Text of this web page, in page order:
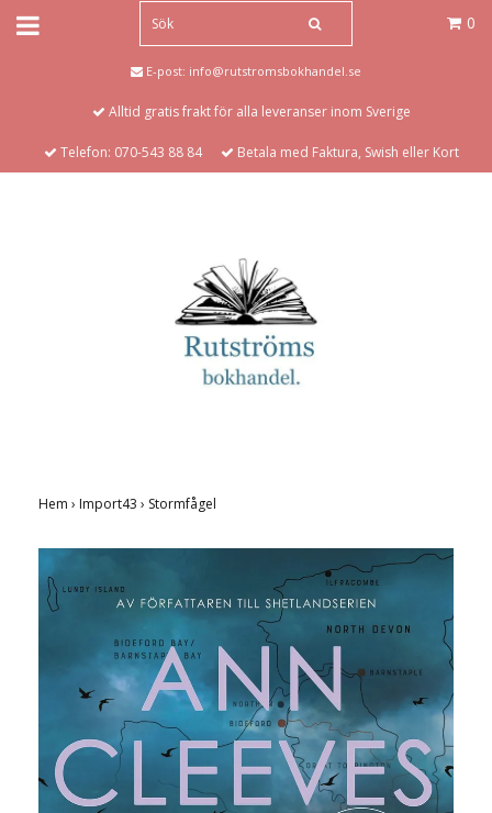
0
E-post: info@rutstromsbokhandel.se
Alltid gratis frakt för alla leveranser inom Sverige
Telefon: 070-543 88 84 Betala med Faktura, Swish eller Kort
Hem › Import43 › Stormfågel